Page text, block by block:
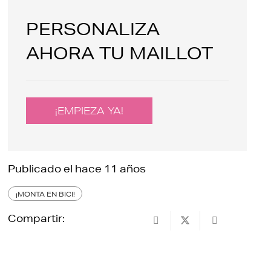
PERSONALIZA
AHORA TU MAILLOT
¡EMPIEZA YA!
Publicado el hace 11 años
¡MONTA EN BICI!
Compartir: